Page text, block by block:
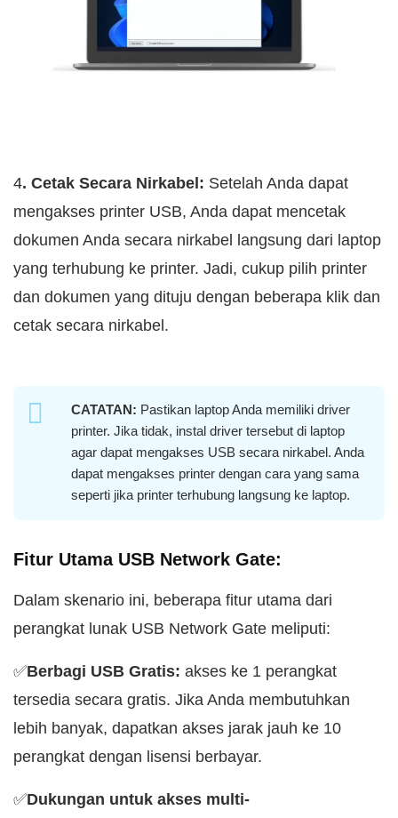
4. Cetak Secara Nirkabel: Setelah Anda dapat
mengakses printer USB, Anda dapat mencetak
dokumen Anda secara nirkabel langsung dari laptop
yang terhubung ke printer. Jadi, cukup pilih printer
dan dokumen yang dituju dengan beberapa klik dan
cetak secara nirkabel.
CATATAN: Pastikan laptop Anda memiliki driver
printer. Jika tidak, instal driver tersebut di laptop
agar dapat mengakses USB secara nirkabel. Anda
dapat mengakses printer dengan cara yang sama
seperti jika printer terhubung langsung ke laptop.
Fitur Utama USB Network Gate:
Dalam skenario ini, beberapa fitur utama dari
perangkat lunak USB Network Gate meliputi:
✅Berbagi USB Gratis: akses ke 1 perangkat
tersedia secara gratis. Jika Anda membutuhkan
lebih banyak, dapatkan akses jarak jauh ke 10
perangkat dengan lisensi berbayar.
✅Dukungan untuk akses multi-